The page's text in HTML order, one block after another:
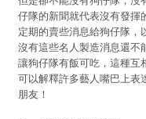
仔隊的新聞就代表沒有發揮
定期的賣些消息給狗仔隊，
沒有這些名人製造消息還不
讓狗仔隊有飯可吃，這種互
可以解釋許多藝人嘴巴上表
朋友！